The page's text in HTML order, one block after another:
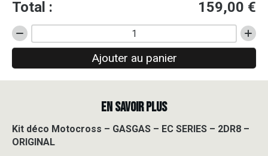
Total : 159,00 €
quantité
de
déco
Motocross
EC
SERIES
Ajouter au panier
EN SAVOIR PLUS
Kit déco Motocross – GASGAS – EC SERIES – 2DR8 –
ORIGINAL